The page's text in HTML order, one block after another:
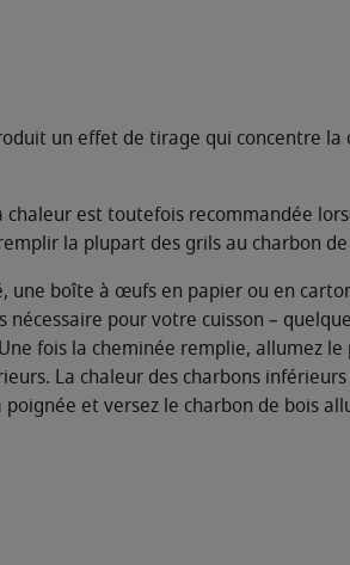
un effet de tirage qui concentre la
est toutefois recommandée
la plupart des grils au charbon
une boîte à œufs en papier ou en
pour votre cuisson –
fois la cheminée remplie, allumez
La chaleur des charbons
et versez le charbon de bois